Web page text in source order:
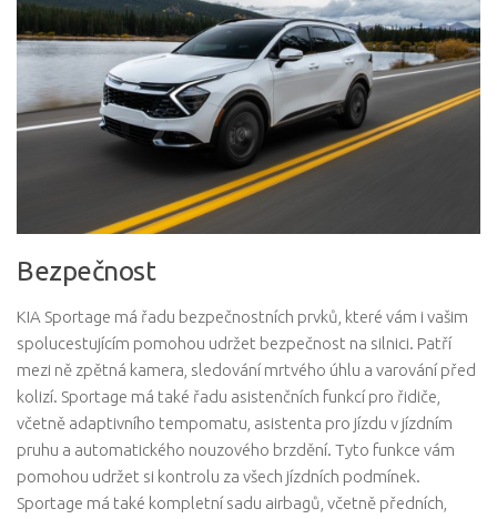
Bezpečnost
KIA Sportage má řadu bezpečnostních prvků, které vám i vašim
spolucestujícím pomohou udržet bezpečnost na silnici. Patří
mezi ně zpětná kamera, sledování mrtvého úhlu a varování před
kolizí. Sportage má také řadu asistenčních funkcí pro řidiče,
včetně adaptivního tempomatu, asistenta pro jízdu v jízdním
pruhu a automatického nouzového brzdění. Tyto funkce vám
pomohou udržet si kontrolu za všech jízdních podmínek.
Sportage má také kompletní sadu airbagů, včetně předních,